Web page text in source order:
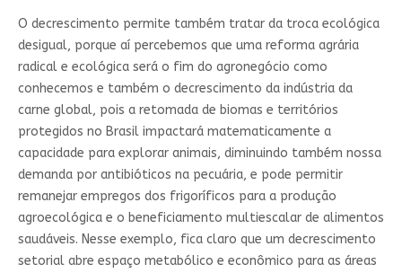
O decrescimento permite também tratar da troca ecológica
desigual, porque aí percebemos que uma reforma agrária
radical e ecológica será o fim do agronegócio como
conhecemos e também o decrescimento da indústria da
carne global, pois a retomada de biomas e territórios
protegidos no Brasil impactará matematicamente a
capacidade para explorar animais, diminuindo também nossa
demanda por antibióticos na pecuária, e pode permitir
remanejar empregos dos frigoríficos para a produção
agroecológica e o beneficiamento multiescalar de alimentos
saudáveis. Nesse exemplo, fica claro que um decrescimento
setorial abre espaço metabólico e econômico para as áreas